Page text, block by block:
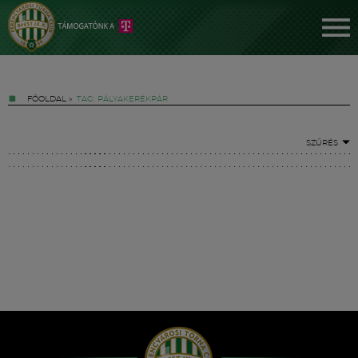
FŐOLDAL » TAG: PÁLYAKERÉKPÁR
SZŰRÉS
Hírek